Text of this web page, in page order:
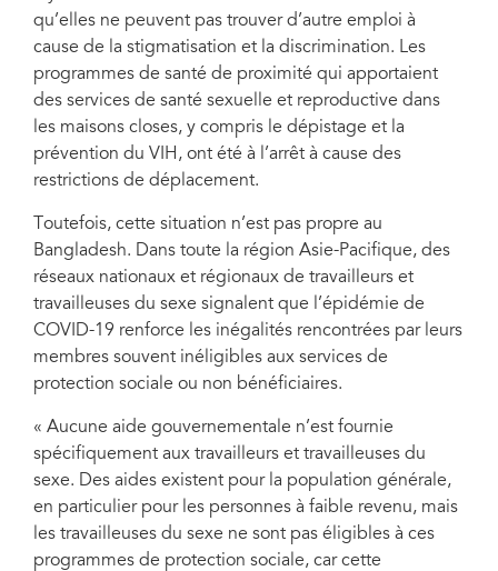
qu’elles ne peuvent pas trouver d’autre emploi à
cause de la stigmatisation et la discrimination. Les
programmes de santé de proximité qui apportaient
des services de santé sexuelle et reproductive dans
les maisons closes, y compris le dépistage et la
prévention du VIH, ont été à l’arrêt à cause des
restrictions de déplacement.
Toutefois, cette situation n’est pas propre au
Bangladesh. Dans toute la région Asie-Pacifique, des
réseaux nationaux et régionaux de travailleurs et
travailleuses du sexe signalent que l’épidémie de
COVID-19 renforce les inégalités rencontrées par leurs
membres souvent inéligibles aux services de
protection sociale ou non bénéficiaires.
« Aucune aide gouvernementale n’est fournie
spécifiquement aux travailleurs et travailleuses du
sexe. Des aides existent pour la population générale,
en particulier pour les personnes à faible revenu, mais
les travailleuses du sexe ne sont pas éligibles à ces
programmes de protection sociale, car cette